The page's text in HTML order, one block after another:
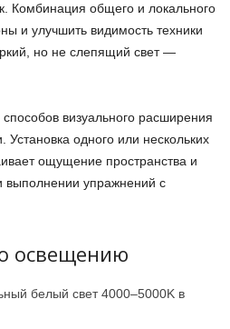
Комбинация общего и локального
и улучшить видимость техники
но не слепящий свет —
визуального расширения
Установка одного или нескольких
ощущение пространства и
выполнении упражнений с
освещению
белый свет 4000–5000K в